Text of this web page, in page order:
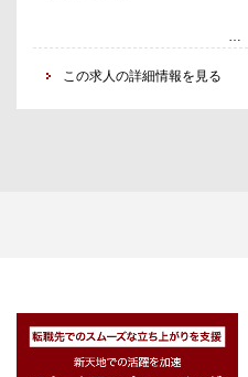
この求人の詳細情報を見る